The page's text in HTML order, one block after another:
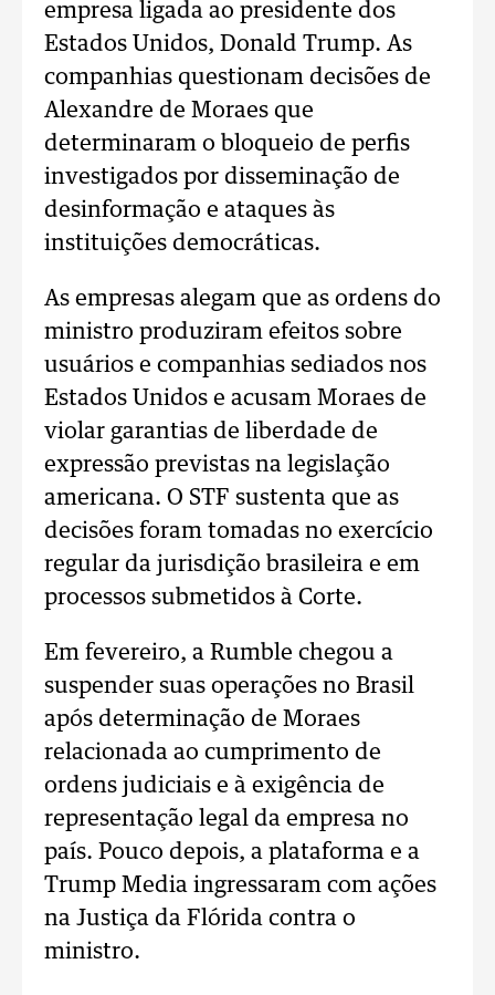
empresa ligada ao presidente dos
Estados Unidos, Donald Trump. As
companhias questionam decisões de
Alexandre de Moraes que
determinaram o bloqueio de perfis
investigados por disseminação de
desinformação e ataques às
instituições democráticas.
As empresas alegam que as ordens do
ministro produziram efeitos sobre
usuários e companhias sediados nos
Estados Unidos e acusam Moraes de
violar garantias de liberdade de
expressão previstas na legislação
americana. O STF sustenta que as
decisões foram tomadas no exercício
regular da jurisdição brasileira e em
processos submetidos à Corte.
Em fevereiro, a Rumble chegou a
suspender suas operações no Brasil
após determinação de Moraes
relacionada ao cumprimento de
ordens judiciais e à exigência de
representação legal da empresa no
país. Pouco depois, a plataforma e a
Trump Media ingressaram com ações
na Justiça da Flórida contra o
ministro.